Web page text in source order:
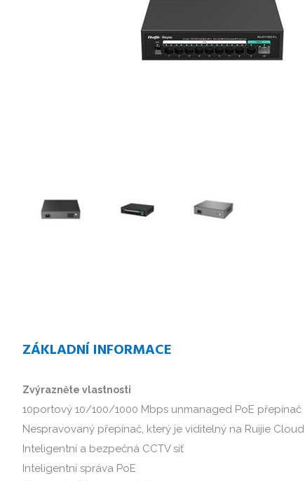
ZÁKLADNÍ INFORMACE
Zvýrazněte vlastnosti
10portový 10/100/1000 Mbps unmanaged PoE přepínač
Nespravovaný přepínač, který je viditelný na Ruijie Cloud
Inteligentní a bezpečná CCTV síť
Inteligentní správa PoE